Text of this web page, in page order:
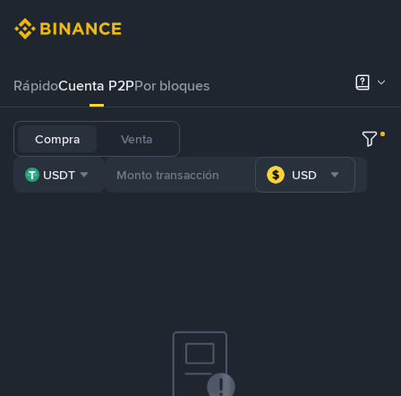
RápidoCuenta P2PPor bloques
Compra Venta
USDT USD